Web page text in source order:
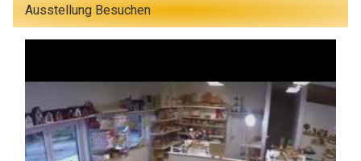
Ausstellung Besuchen